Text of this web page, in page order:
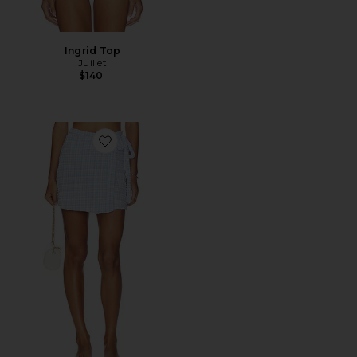
Ingrid Top
Juillet
$140
Favorite Wrap Skirt